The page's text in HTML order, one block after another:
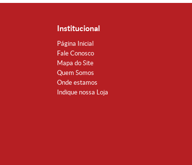
Institucional
Página Inicial
Fale Conosco
Mapa do Site
Quem Somos
Onde estamos
Indique nossa Loja